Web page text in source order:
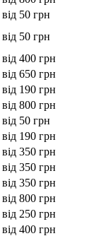
від 50 грн
від 50 грн
від 400 грн
від 650 грн
від 190 грн
від 800 грн
від 50 грн
від 190 грн
від 350 грн
від 350 грн
від 350 грн
від 800 грн
від 250 грн
від 400 грн